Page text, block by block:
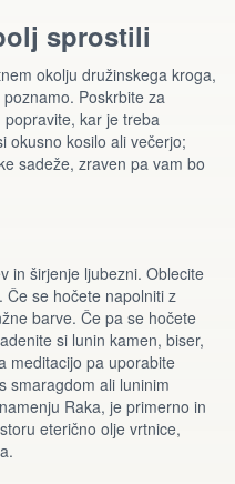
sprostili
okolju družinskega kroga,
Poskrbite za
kar je treba
okusno kosilo ali večerjo;
sadeže, zraven pa vam bo
in širjenje ljubezni. Oblecite
Če se hočete napolniti z
barve. Če pa se hočete
si lunin kamen, biser,
meditacijo pa uporabite
smaragdom ali luninim
Raka, je primerno in
eterično olje vrtnice,